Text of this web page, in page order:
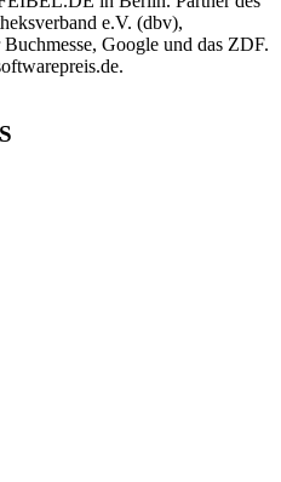
e.V. (dbv),
Google und das ZDF.